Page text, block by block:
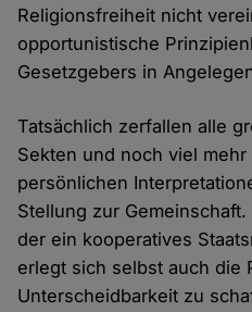
Religionsfreiheit nicht
opportunistische
Gesetzgebers in
Tatsächlich zerfallen alle
Sekten und noch viel
persönlichen
Stellung zur
der ein kooperatives
erlegt sich selbst auch die
Unterscheidbarkeit zu